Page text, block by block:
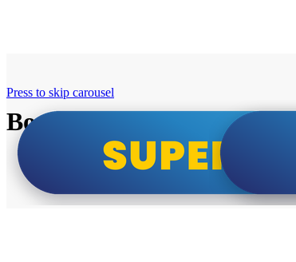
Bosch super cene
Press to skip carousel